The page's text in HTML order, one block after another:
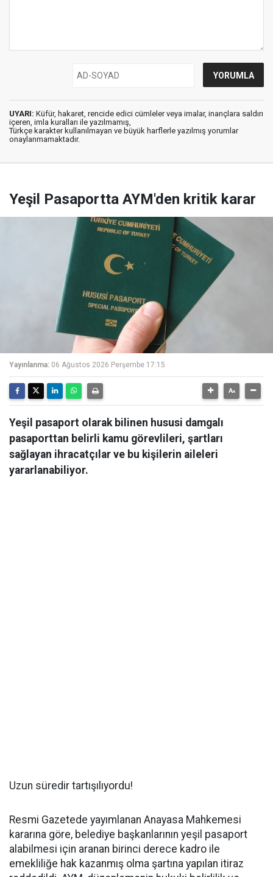
UYARI: Küfür, hakaret, rencide edici cümleler veya imalar, inançlara saldırı
içeren, imla kuralları ile yazılmamış,
Türkçe karakter kullanılmayan ve büyük harflerle yazılmış yorumlar
onaylanmamaktadır.
Yeşil Pasaportta AYM'den kritik karar
Yayınlanma: 06 Ağustos 2026 Perşembe 17:15
Yeşil pasaport olarak bilinen hususi damgalı
pasaporttan belirli kamu görevlileri, şartları
sağlayan ihracatçılar ve bu kişilerin aileleri
yararlanabiliyor.
Uzun süredir tartışılıyordu!
Resmi Gazetede yayımlanan Anayasa Mahkemesi
kararına göre, belediye başkanlarının yeşil pasaport
alabilmesi için aranan birinci derece kadro ile
emekliliğe hak kazanmış olma şartına yapılan itiraz